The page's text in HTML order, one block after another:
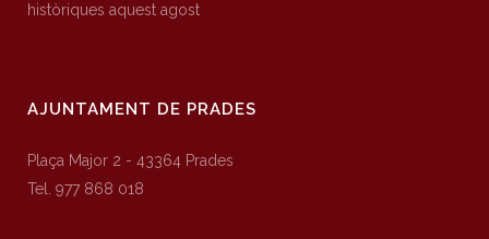
històriques aquest agost
AJUNTAMENT DE PRADES
Plaça Major 2 - 43364 Prades
Tel. 977 868 018